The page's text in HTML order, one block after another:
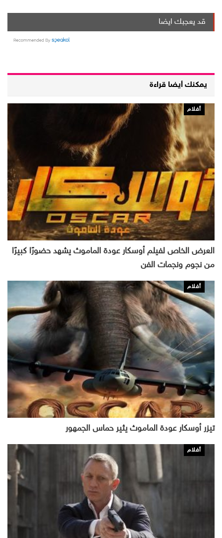
قد يعجبك ايضا
يمكنك أيضا قراءة
أفلام
العرض الخاص لفيلم أوسكار عودة الماموث يشهد حضورًا كبيرًا
من نجوم ونجمات الفن
أفلام
تيزر أوسكار عودة الماموث يثير حماس الجمهور
أفلام